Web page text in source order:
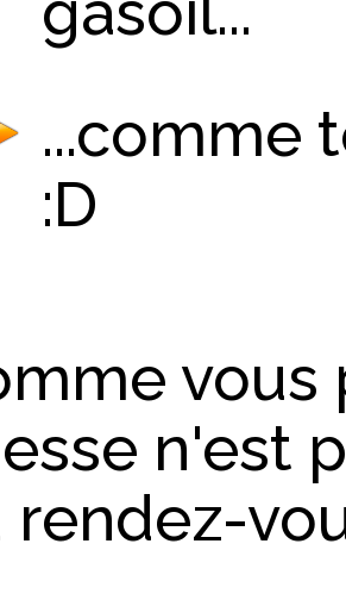
...comme
:D
vous
n'est
rendez-